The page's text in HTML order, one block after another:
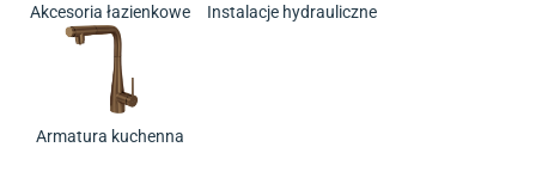
Akcesoria łazienkowe Instalacje hydrauliczne
Armatura kuchenna